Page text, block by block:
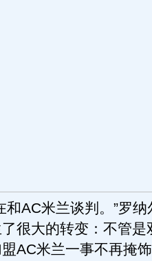
AC米兰谈判。”罗纳
很大的转变：不管是
AC米兰一事不再掩